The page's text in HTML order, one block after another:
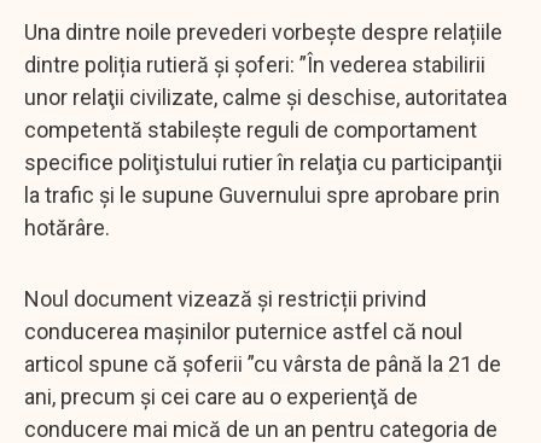
Una dintre noile prevederi vorbește despre relațiile
dintre poliția rutieră și șoferi: ”În vederea stabilirii
unor relaţii civilizate, calme şi deschise, autoritatea
competentă stabileşte reguli de comportament
specifice poliţistului rutier în relaţia cu participanţii
la trafic şi le supune Guvernului spre aprobare prin
hotărâre.
Noul document vizează și restricții privind
conducerea mașinilor puternice astfel că noul
articol spune că șoferii ”cu vârsta de până la 21 de
ani, precum şi cei care au o experienţă de
conducere mai mică de un an pentru categoria de